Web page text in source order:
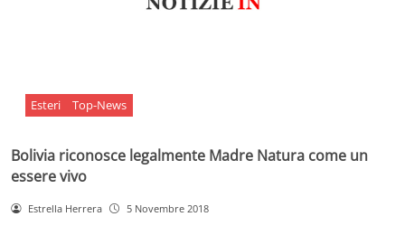
Esteri Top-News
Bolivia riconosce legalmente Madre Natura come un
essere vivo
Estrella Herrera 5 Novembre 2018